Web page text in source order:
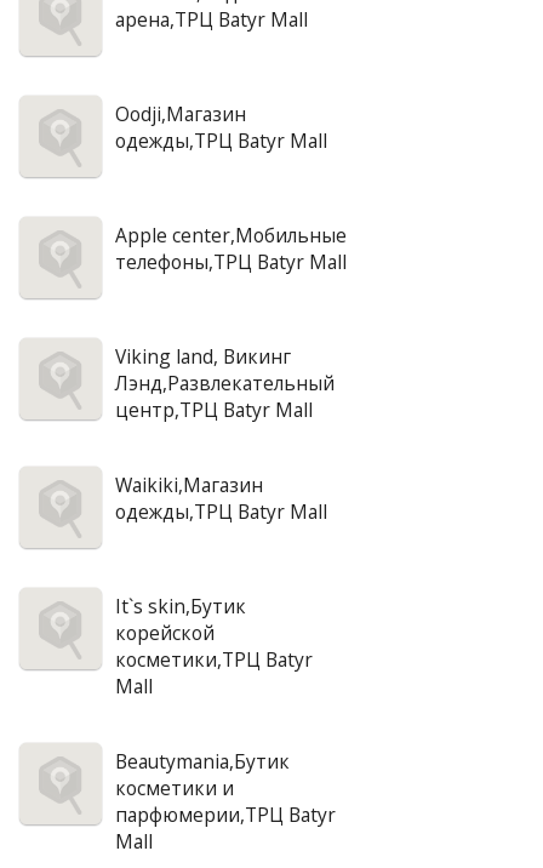
арена,ТРЦ Batyr Mall
Oodji,Магазин
одежды,ТРЦ Batyr Mall
Apple center,Мобильные
телефоны,ТРЦ Batyr Mall
Viking land, Викинг
Лэнд,Развлекательный
центр,ТРЦ Batyr Mall
Waikiki,Магазин
одежды,ТРЦ Batyr Mall
It`s skin,Бутик
корейской
косметики,ТРЦ Batyr
Mall
Beautymania,Бутик
косметики и
парфюмерии,ТРЦ Batyr
Mall